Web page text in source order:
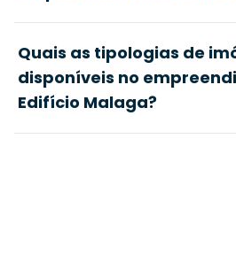
Quais as tipologias de
disponíveis no
Edifício Malaga?